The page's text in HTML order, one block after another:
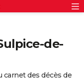
de-
des décès de